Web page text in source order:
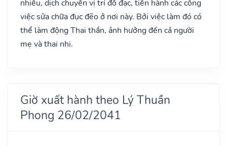
nhiều, dịch chuyển vị trí đồ đạc, tiến hành các công
việc sửa chữa đục đẽo ở nơi này. Bởi việc làm đó có
thể làm động Thai thần, ảnh hưởng đến cả người
mẹ và thai nhi.
Giờ xuất hành theo Lý Thuần
Phong 26/02/2041